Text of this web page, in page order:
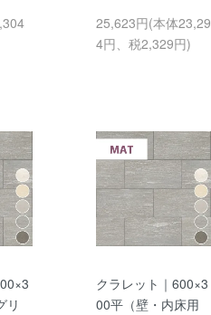
25,623円(本体23,29
4円、税2,329円)
リ
クラレット｜600×3
00平（壁・内床用